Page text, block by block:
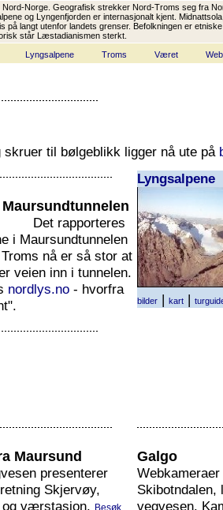
Norge. Geografisk strekker Nord-Troms seg fra
og Lyngenfjorden er internasjonalt kjent.
langt utenfor landets grenser. Befolkningen er
står Læstadianismen sterkt.
Lyngsalpene Troms Været
til bølgeblikk ligger nå ute på
Det rapporteres
i Maursundtunnelen
nå er så stor at
veien inn i tunnelen.
nordlys.no - hvorfra
Lyngsalpene
bilder | kart |
Maursund
presenterer
Skjervøy,
og værstasjon. Besøk
Galgo
Skibotndalen,
vegvesen.